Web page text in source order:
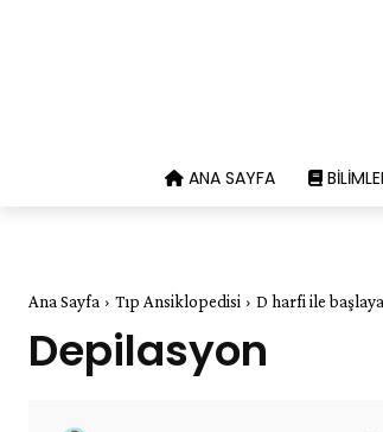
ANA SAYFA
Ana Sayfa Tıp Ansiklopedisi D harfi ile
Depilasyon